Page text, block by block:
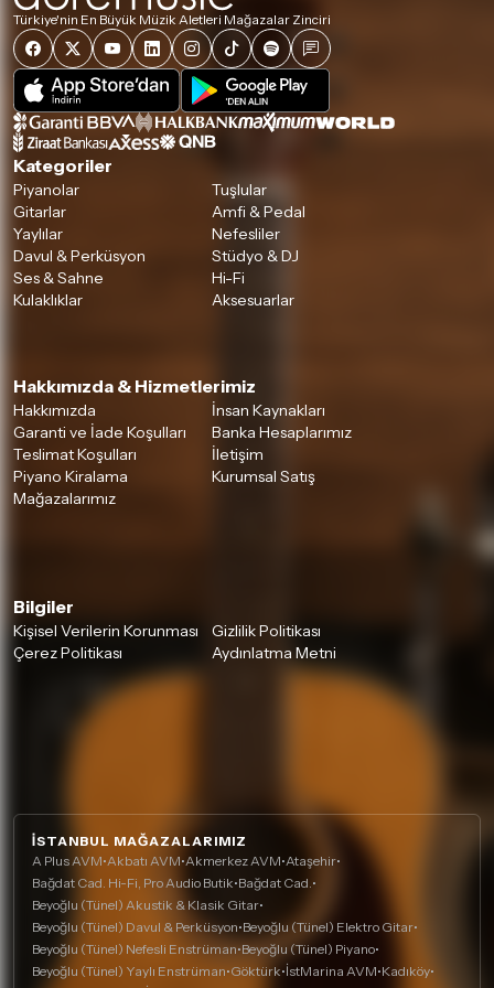
Detaylar içintıklayınız
Türkiye'nin En Büyük Müzik Aletleri Mağazalar Zinciri
Kategoriler
Piyanolar
Tuşlular
Gitarlar
Amfi & Pedal
Yaylılar
Nefesliler
Davul & Perküsyon
Stüdyo & DJ
Ses & Sahne
Hi-Fi
Kulaklıklar
Aksesuarlar
Hakkımızda & Hizmetlerimiz
Hakkımızda
İnsan Kaynakları
Garanti ve İade Koşulları
Banka Hesaplarımız
Teslimat Koşulları
İletişim
Piyano Kiralama
Kurumsal Satış
Mağazalarımız
Bilgiler
Kişisel Verilerin Korunması
Gizlilik Politikası
Çerez Politikası
Aydınlatma Metni
İSTANBUL MAĞAZALARIMIZ
A Plus AVM•Akbatı AVM•Akmerkez AVM•Ataşehir•
Bağdat Cad. Hi-Fi, Pro Audio Butik•Bağdat Cad.•
Beyoğlu (Tünel) Akustik & Klasik Gitar•
Beyoğlu (Tünel) Davul & Perküsyon•Beyoğlu (Tünel) Elektro Gitar•
Beyoğlu (Tünel) Nefesli Enstrüman•Beyoğlu (Tünel) Piyano•
Beyoğlu (Tünel) Yaylı Enstrüman•Göktürk•İstMarina AVM•Kadıköy•